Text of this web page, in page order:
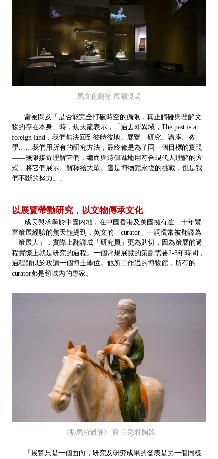
馬文化藝術 展廳現場
當被問及「是否能完全打破時空的侷限，真正觸碰與理解文
物的存在本身」時，焦天龍表示，「過去即異域，The past is a
foreign land，我們無法回到彼時彼地。展覽、研究、講座、教
學……我們用所有的研究方法，最終都是為了同一個目標的實現
——無限接近理解它們，繼而與時俱進地用符合現代人理解的方
式，將它們展示、解釋給大眾。這是博物館永恆的挑戰，也是我
們不斷的努力。」
以展覽帶動研究，以文物傳承文化
成長與求學於中國内地，在中國香港及美國擁有逾二十年豐
富策展經驗的焦天龍提到，英文的「curator」一詞慣常被翻譯為
「策展人」，實際上翻譯成「研究員」更為貼切，因為策展的過
程實際上就是研究的過程。一個常規展覽的策劃需要2-3年時間，
過程類似於攻讀一個博士學位。他所工作過的博物館，所有的
curator都是領域內的專家。
《騎馬狩獵俑》 唐 三彩釉陶器
「展覽只是一個面向，研究及研究成果的發表是另一個同樣